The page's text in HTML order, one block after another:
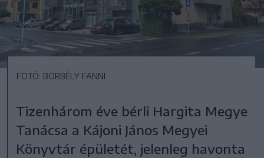
FOTÓ: BORBÉLY FANNI
Tizenhárom éve bérli Hargita Megye
Tanácsa a Kájoni János Megyei
Könyvtár épületét, jelenleg havonta